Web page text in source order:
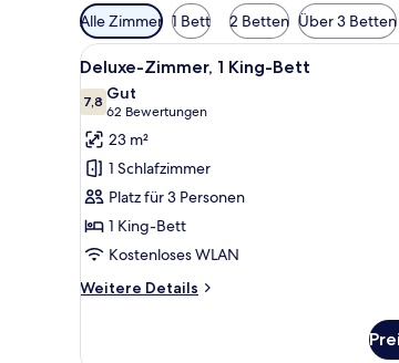
Verfügbare
Filter
für
Zimmer
Alle Zimmer 1 Bett 2 Betten Über 3 Betten
Alle
Fotos
für
Deluxe-
Zimmer,
1 King-
Bett
anzeigen
Ein modernes
5
Deluxe-Zimmer, 1 King-Bett
7,87,8 von 10
Gut
62 Bewertungen
(62
Bewertungen)
23 m²
1 Schlafzimmer
Platz für 3 Personen
1 King-Bett
Kostenloses WLAN
Weitere Details
Weitere